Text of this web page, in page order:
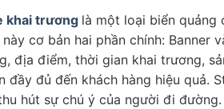
khai trương là một loại biển
này cơ bản hai phần chính: Banner
địa điểm, thời gian khai trương,
đầy đủ đến khách hàng hiệu quả.
hút sự chú ý của người đi đường.